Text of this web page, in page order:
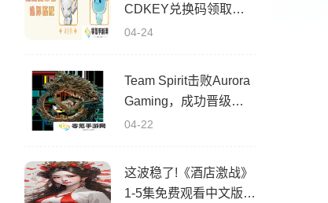
CDKEY兑换码领取方
法及使用技巧
04-24
Team Spirit击败Aurora
Gaming，成功晋级
PGL 瓦拉几亚 S4淘汰
04-22
这波稳了!《酒店激战》
1-5集免费观看中文版，